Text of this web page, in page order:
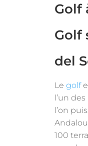
Golf
Golf
del
Legolf
l’un
l’on
100